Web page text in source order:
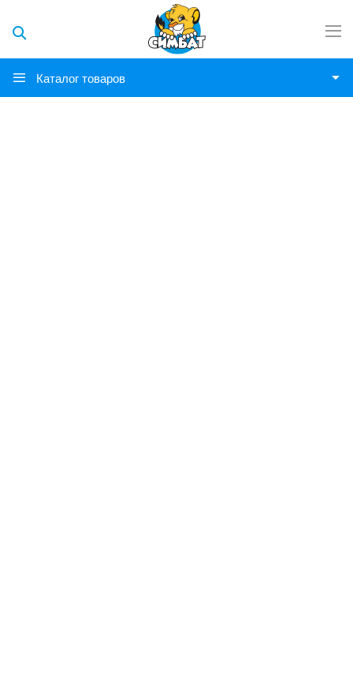
Каталог товаров